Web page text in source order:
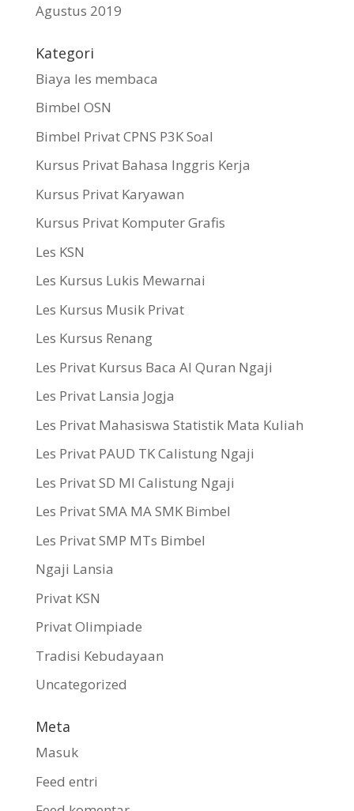
Agustus 2019
Kategori
Biaya les membaca
Bimbel OSN
Bimbel Privat CPNS P3K Soal
Kursus Privat Bahasa Inggris Kerja
Kursus Privat Karyawan
Kursus Privat Komputer Grafis
Les KSN
Les Kursus Lukis Mewarnai
Les Kursus Musik Privat
Les Kursus Renang
Les Privat Kursus Baca Al Quran Ngaji
Les Privat Lansia Jogja
Les Privat Mahasiswa Statistik Mata Kuliah
Les Privat PAUD TK Calistung Ngaji
Les Privat SD MI Calistung Ngaji
Les Privat SMA MA SMK Bimbel
Les Privat SMP MTs Bimbel
Ngaji Lansia
Privat KSN
Privat Olimpiade
Tradisi Kebudayaan
Uncategorized
Meta
Masuk
Feed entri